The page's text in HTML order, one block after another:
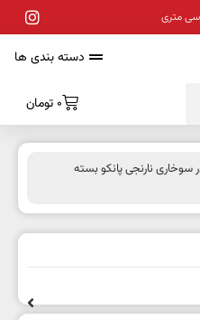
سی متری
دسته بندی ها
0 تومان
نارنجی پانکو بسته